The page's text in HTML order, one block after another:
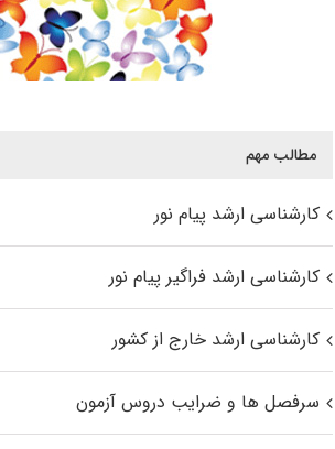
مطالب مهم
کارشناسی ارشد پیام نور
کارشناسی ارشد فراگیر پیام نور
کارشناسی ارشد خارج از کشور
سرفصل ها و ضرایب دروس آزمون